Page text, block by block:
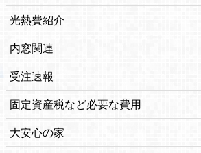
光熱費紹介
内窓関連
受注速報
固定資産税など必要な費用
大安心の家